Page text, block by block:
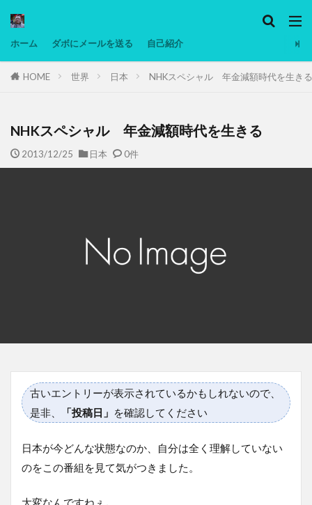
ホーム ダボにメールを送る 自己紹介
HOME 世界 日本 NHKスペシャル 年金減額時代を生きる
NHKスペシャル 年金減額時代を生きる
2013/12/25 日本 0件
古いエントリーが表示されているかもしれないので、
是非、
「投稿日」 を確認してください
日本が今どんな状態なのか、自分は全く理解していない
のをこの番組を見て気がつきました。
大変なんですねぇ。
タグ
ヨーグルト
低温調理・スロークッカー
低糖質ダイエ